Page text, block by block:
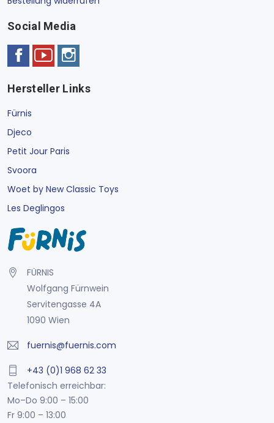
Social Media
Hersteller Links
Fürnis
Djeco
Petit Jour Paris
Svoora
Woet by New Classic Toys
Les Deglingos
FÜRNIS
Wolfgang Fürnwein
Servitengasse 4A
1090 Wien
fuernis@fuernis.com
+43 (0)1 968 62 33
Telefonisch erreichbar:
Mo–Do 9:00 – 15:00
Fr 9:00 – 13:00